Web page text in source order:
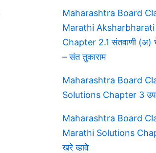
Maharashtra Board
Marathi
Chapter 2.1 संतवाणी (अ)
– संत तुकाराम
Maharashtra Board
Solutions Chapter 3
Maharashtra Board
Marathi Solutions
खरे व्हावे